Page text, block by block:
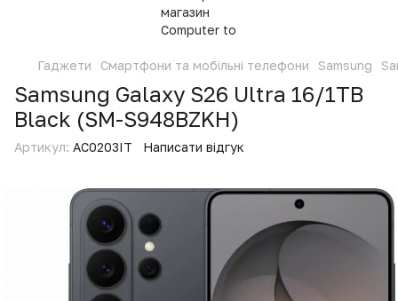
Гаджети Смартфони та мобільні телефони Samsung
Samsung Galaxy S26 Ultra 16/1TB
Black (SM-S948BZKH)
Артикул: AC0203IT Написати відгук